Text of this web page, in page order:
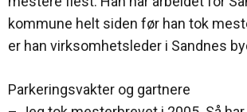
kommune helt siden før han tok
er han virksomhetsleder i Sandnes
Parkeringsvakter og gartnere